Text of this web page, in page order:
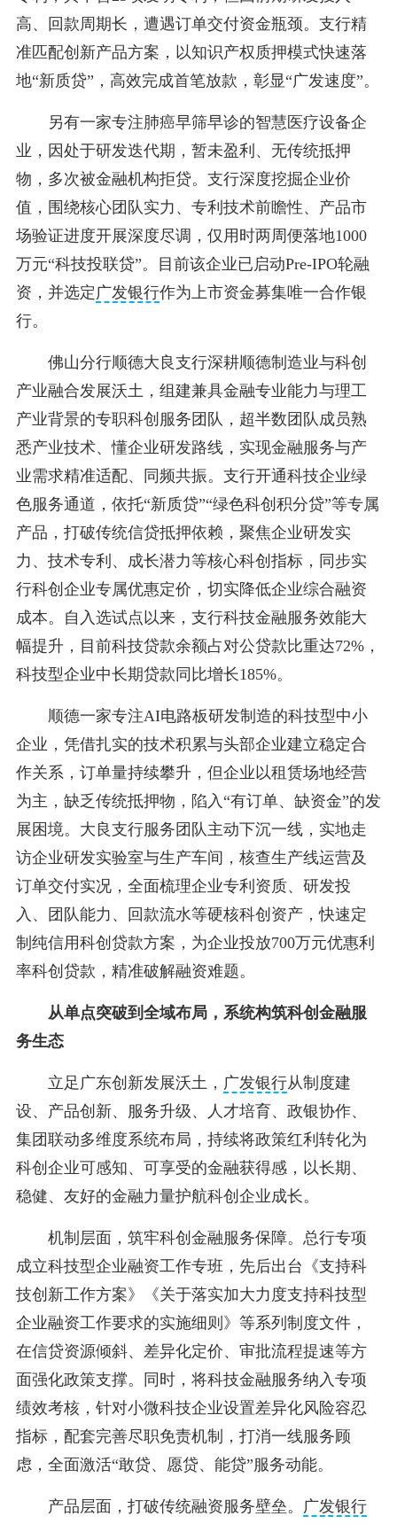
高、回款周期长，遭遇订单交付资金瓶颈。支行精
准匹配创新产品方案，以知识产权质押模式快速落
地“新质贷”，高效完成首笔放款，彰显“广发速度”。
另有一家专注肺癌早筛早诊的智慧医疗设备企
业，因处于研发迭代期，暂未盈利、无传统抵押
物，多次被金融机构拒贷。支行深度挖掘企业价
值，围绕核心团队实力、专利技术前瞻性、产品市
场验证进度开展深度尽调，仅用时两周便落地1000
万元“科技投联贷”。目前该企业已启动Pre-IPO轮融
资，并选定 广发银行作为上市资金募集唯一合作银
行。
佛山分行顺德大良支行深耕顺德制造业与科创
产业融合发展沃土，组建兼具金融专业能力与理工
产业背景的专职科创服务团队，超半数团队成员熟
悉产业技术、懂企业研发路线，实现金融服务与产
业需求精准适配、同频共振。支行开通科技企业绿
色服务通道，依托“新质贷”“绿色科创积分贷”等专属
产品，打破传统信贷抵押依赖，聚焦企业研发实
力、技术专利、成长潜力等核心科创指标，同步实
行科创企业专属优惠定价，切实降低企业综合融资
成本。自入选试点以来，支行科技金融服务效能大
幅提升，目前科技贷款余额占对公贷款比重达72%，
科技型企业中长期贷款同比增长185%。
顺德一家专注AI电路板研发制造的科技型中小
企业，凭借扎实的技术积累与头部企业建立稳定合
作关系，订单量持续攀升，但企业以租赁场地经营
为主，缺乏传统抵押物，陷入“有订单、缺资金”的发
展困境。大良支行服务团队主动下沉一线，实地走
访企业研发实验室与生产车间，核查生产线运营及
订单交付实况，全面梳理企业专利资质、研发投
入、团队能力、回款流水等硬核科创资产，快速定
制纯信用科创贷款方案，为企业投放700万元优惠利
率科创贷款，精准破解融资难题。
从单点突破到全域布局，系统构筑科创金融服
务生态
立足广东创新发展沃土， 广发银行从制度建
设、产品创新、服务升级、人才培育、政银协作、
集团联动多维度系统布局，持续将政策红利转化为
科创企业可感知、可享受的金融获得感，以长期、
稳健、友好的金融力量护航科创企业成长。
机制层面，筑牢科创金融服务保障。总行专项
成立科技型企业融资工作专班，先后出台《支持科
技创新工作方案》《关于落实加大力度支持科技型
企业融资工作要求的实施细则》等系列制度文件，
在信贷资源倾斜、差异化定价、审批流程提速等方
面强化政策支撑。同时，将科技金融服务纳入专项
绩效考核，针对小微科技企业设置差异化风险容忍
指标，配套完善尽职免责机制，打消一线服务顾
虑，全面激活“敢贷、愿贷、能贷”服务动能。
产品层面，打破传统融资服务壁垒。
广发银行